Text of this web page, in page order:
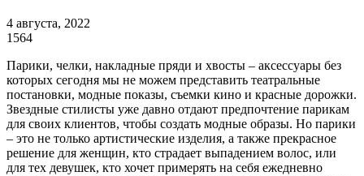
4 августа, 2022
1564
Парики, челки, накладные пряди и хвосты – аксессуары без
которых сегодня мы не можем представить театральные
постановки, модные показы, съемки кино и красные дорожки.
Звездные стилисты уже давно отдают предпочтение парикам
для своих клиентов, чтобы создать модные образы. Но парики
– это не только артистические изделия, а также прекрасное
решение для женщин, кто страдает выпадением волос, или
для тех девушек, кто хочет примерять на себя ежедневно